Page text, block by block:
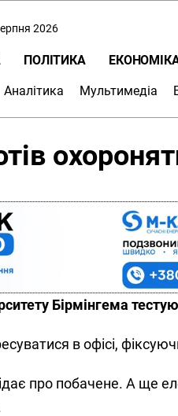
2026
ПОЛІТИКА
Аналітика Мультимедіа
Бірмінгема
в офісі,
про побачене. А ще